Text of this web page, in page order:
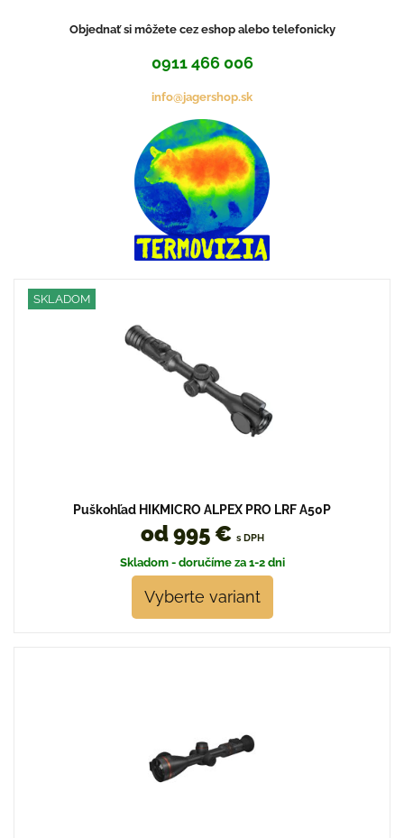
Objednať si môžete cez eshop alebo telefonicky
0911 466 006
info@jagershop.sk
SKLADOM
Puškohľad HIKMICRO ALPEX PRO LRF A50P
od 995 € s DPH
Skladom - doručíme za 1-2 dni
Vyberte variant